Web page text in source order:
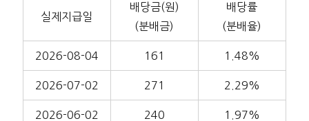
실제지급일
배당금(원)
(분배금)
배당률
(분배율)
2026-08-04 161 1.48%
2026-07-02 271 2.29%
2026-06-02 240 1.97%